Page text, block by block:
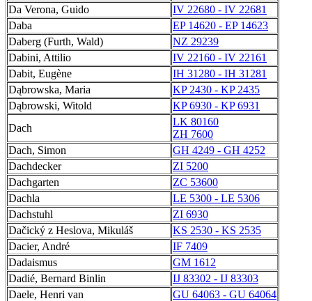
Da Verona, Guido
IV 22680 - IV 22681
Daba
EP 14620 - EP 14623
Daberg (Furth, Wald)
NZ 29239
Dabini, Attilio
IV 22160 - IV 22161
Dabit, Eugène
IH 31280 - IH 31281
Dąbrowska, Maria
KP 2430 - KP 2435
Dąbrowski, Witold
KP 6930 - KP 6931
Dach
LK 80160
ZH 7600
Dach, Simon
GH 4249 - GH 4252
Dachdecker
ZI 5200
Dachgarten
ZC 53600
Dachla
LE 5300 - LE 5306
Dachstuhl
ZI 6930
Dačický z Heslova, Mikuláš
KS 2530 - KS 2535
Dacier, André
IF 7409
Dadaismus
GM 1612
Dadié, Bernard Binlin
IJ 83302 - IJ 83303
Daele, Henri van
GU 64063 - GU 64064